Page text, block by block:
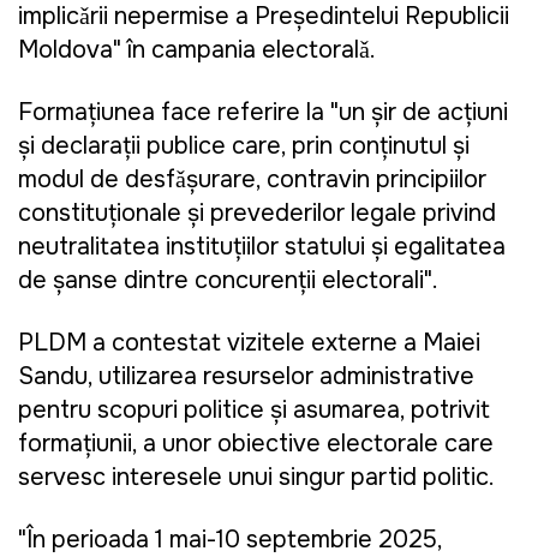
implicǎrii nepermise a Președintelui Republicii
Moldova" în campania electoralǎ.
Formațiunea face referire la "un șir de acțiuni
și declarații publice care, prin conținutul și
modul de desfǎșurare, contravin principiilor
constituționale și prevederilor legale privind
neutralitatea instituțiilor statului și egalitatea
de șanse dintre concurenții electorali".
PLDM a contestat vizitele externe a Maiei
Sandu, utilizarea resurselor administrative
pentru scopuri politice și asumarea, potrivit
formațiunii, a unor obiective electorale care
servesc interesele unui singur partid politic.
"În perioada 1 mai-10 septembrie 2025,